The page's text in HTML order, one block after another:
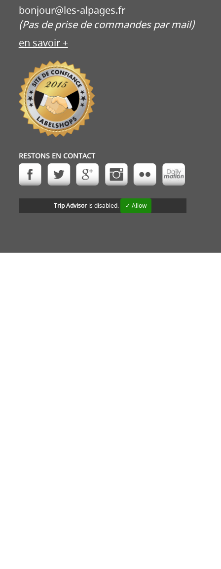
bonjour@les-alpages.fr
(Pas de prise de commandes par mail)
en savoir +
RESTONS EN CONTACT
Trip Advisoris disabled. ✓ Allow